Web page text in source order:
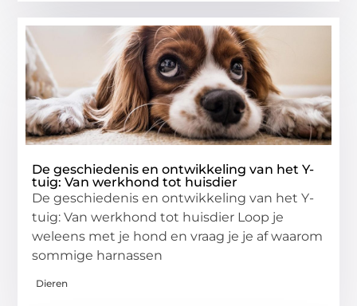
De geschiedenis en ontwikkeling van het Y-
tuig: Van werkhond tot huisdier
De geschiedenis en ontwikkeling van het Y-
tuig: Van werkhond tot huisdier Loop je
weleens met je hond en vraag je je af waarom
sommige harnassen
Dieren